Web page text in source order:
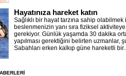
Hayatınıza hareket katın
Sağlıklı bir hayat tarzına sahip
beslenmenizin yanı sıra fiziksel
gerekiyor. Günlük yaşamda 30 dakika
yapılması gerektiğini belirten uzmanlar,
Sabahları erken kalkıp güne hareketli bir